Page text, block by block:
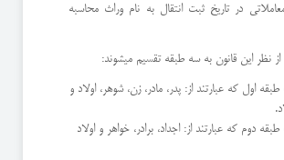
در تاریخ ثبت انتقال به نام وراث محاسبه
اول که عبارتند از: پدر، مادر، زن، شوهر، اولاد و
دوم که عبارتند از: اجداد، برادر، خواهر و اولاد